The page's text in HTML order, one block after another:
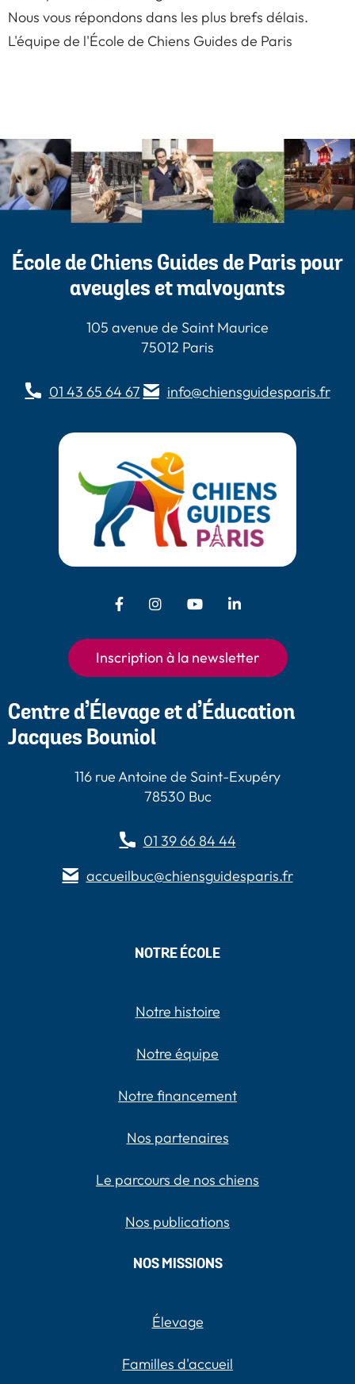
Nous vous répondons dans les plus brefs délais.
L'équipe de l'École de Chiens Guides de Paris
École de Chiens Guides de Paris pour
aveugles et malvoyants
105 avenue de Saint Maurice
75012 Paris
01 43 65 64 67 info@chiensguidesparis.fr
Facebook - Chiens Guides Paris
Instagram - Chiens Guides
Youtube - Chiens
Paris
Inscription à la newsletter
Centre d’Élevage et d’Éducation
Jacques Bouniol
116 rue Antoine de Saint-Exupéry
78530 Buc
01 39 66 84 44
accueilbuc@chiensguidesparis.fr
NOTRE ÉCOLE
Notre histoire
Notre équipe
Notre financement
Nos partenaires
Le parcours de nos chiens
Nos publications
NOS MISSIONS
Élevage
Familles d'accueil